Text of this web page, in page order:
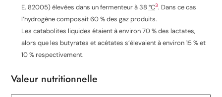
E. 82005) élevées dans un fermenteur à38°C3. Dans ce cas
l’hydrogène composait 60 % des gaz produits.
Les catabolites liquides étaient à environ 70 % des lactates,
alors que les butyrates et acétates s’élevaient à environ 15 % et
10 % respectivement.
Valeur nutritionnelle